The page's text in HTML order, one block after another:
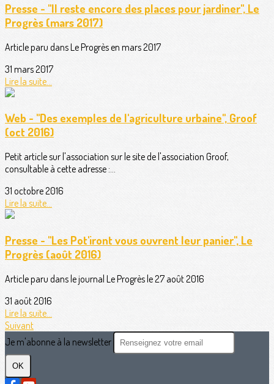
Presse - "Il reste encore des places pour jardiner", Le
Progrès (mars 2017)
Article paru dans Le Progrès en mars 2017
31 mars 2017
Lire la suite...
Web - "Des exemples de l'agriculture urbaine", Groof
(oct 2016)
Petit article sur l'association sur le site de l'association Groof,
consultable à cette adresse :...
31 octobre 2016
Lire la suite...
Presse - "Les Pot'iront vous ouvrent leur panier", Le
Progrès (août 2016)
Article paru dans le journal Le Progrès le 27 août 2016
31 août 2016
Lire la suite...
Suivant
Je m'abonne à la newsletter
OK